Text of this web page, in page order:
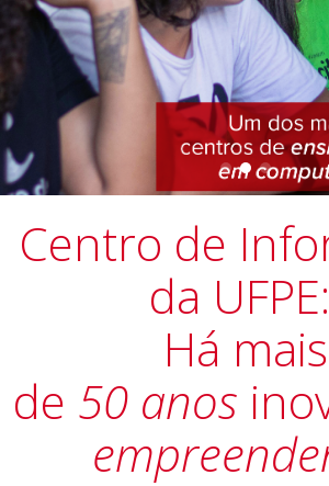
Centro de
da UFPE:
Há mais
de 50 anos